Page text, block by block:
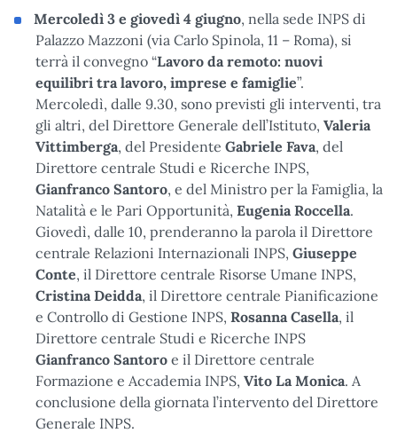
Mercoledì 3 e giovedì 4 giugno, nella sede INPS di
Palazzo Mazzoni (via Carlo Spinola, 11 – Roma), si
terrà il convegno “Lavoro da remoto: nuovi
equilibri tra lavoro, imprese e famiglie”.
Mercoledì, dalle 9.30, sono previsti gli interventi, tra
gli altri, del Direttore Generale dell’Istituto, Valeria
Vittimberga, del Presidente Gabriele Fava, del
Direttore centrale Studi e Ricerche INPS,
Gianfranco Santoro, e del Ministro per la Famiglia, la
Natalità e le Pari Opportunità, Eugenia Roccella.
Giovedì, dalle 10, prenderanno la parola il Direttore
centrale Relazioni Internazionali INPS, Giuseppe
Conte, il Direttore centrale Risorse Umane INPS,
Cristina Deidda, il Direttore centrale Pianificazione
e Controllo di Gestione INPS, Rosanna Casella, il
Direttore centrale Studi e Ricerche INPS
Gianfranco Santoro e il Direttore centrale
Formazione e Accademia INPS, Vito La Monica. A
conclusione della giornata l’intervento del Direttore
Generale INPS.